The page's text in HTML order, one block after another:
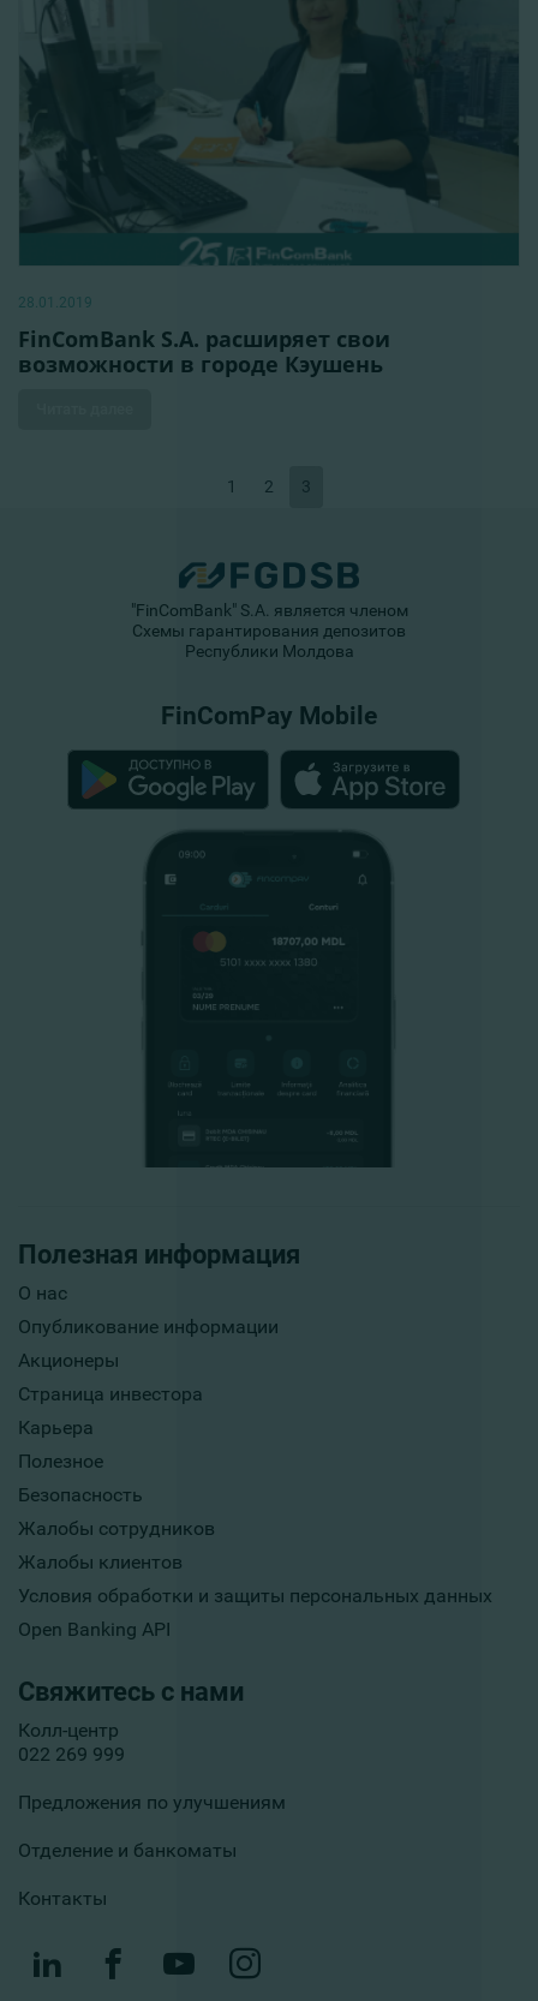
28.01.2019
FinComBank S.A. расширяет свои
возможности в городе Кэушень
1 2 3
Полезная информация
О нас
Опубликование информации
Акционеры
Страница инвестора
Карьера
Полезное
Безопасность
Жалобы сотрудников
Жалобы клиентов
Условия обработки и защиты персональных данных
Open Banking API
Свяжитесь с нами
Колл-центр
022 269 999
Предложения по улучшениям
Отделение и банкоматы
Контакты
"FinComBank" S.A. является членом
Схемы гарантирования депозитов
Республики Молдова
FinComPay Mobile